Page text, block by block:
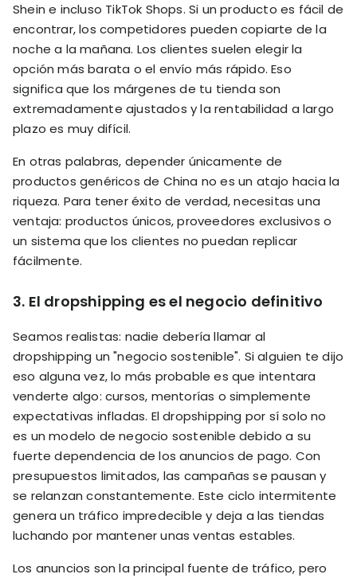
Shein e incluso TikTok Shops. Si un producto es fácil de
encontrar, los competidores pueden copiarte de la
noche a la mañana. Los clientes suelen elegir la
opción más barata o el envío más rápido. Eso
significa que los márgenes de tu tienda son
extremadamente ajustados y la rentabilidad a largo
plazo es muy difícil.
En otras palabras, depender únicamente de
productos genéricos de China no es un atajo hacia la
riqueza. Para tener éxito de verdad, necesitas una
ventaja: productos únicos, proveedores exclusivos o
un sistema que los clientes no puedan replicar
fácilmente.
3. El dropshipping es el negocio definitivo
Seamos realistas: nadie debería llamar al
dropshipping un "negocio sostenible". Si alguien te dijo
eso alguna vez, lo más probable es que intentara
venderte algo: cursos, mentorías o simplemente
expectativas infladas. El dropshipping por sí solo no
es un modelo de negocio sostenible debido a su
fuerte dependencia de los anuncios de pago. Con
presupuestos limitados, las campañas se pausan y
se relanzan constantemente. Este ciclo intermitente
genera un tráfico impredecible y deja a las tiendas
luchando por mantener unas ventas estables.
Los anuncios son la principal fuente de tráfico, pero